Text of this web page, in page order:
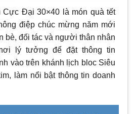
350.000₫.
330.000₫.
Cực Đại 30×40 là món quà tết
điệp chúc mừng năm mới
bè, đối tác và người thân nhân
lý tưởng để đặt thông tin
vào trên khánh lịch bloc Siêu
làm nổi bật thông tin doanh